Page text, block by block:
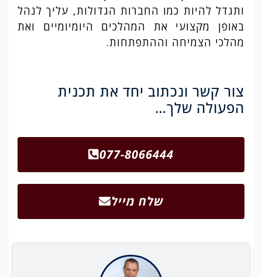
ותגדל להיות כמו החברות הגדולות, עליך לנהל
באופן מקצועי את המהלכים היומיומיים ואת
מהלכי הצמיחה וההתפתחות.
צור קשר ונכתוב יחד את תכנית
הפעולה שלך…
077-8066444
שלח מייל